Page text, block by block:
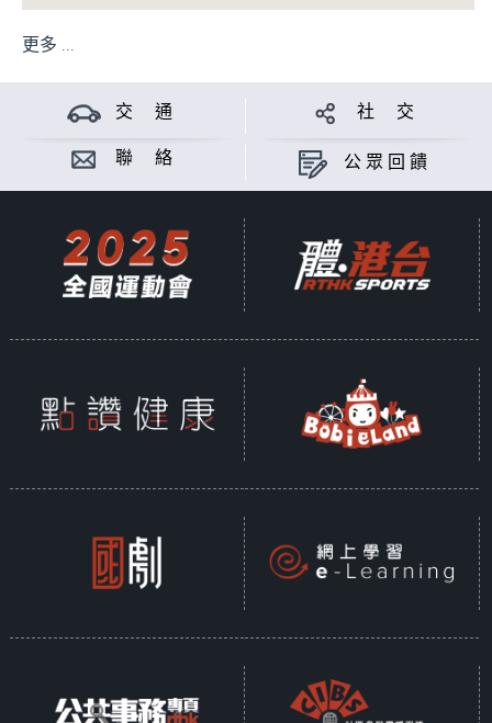
更多 ...
交 通 社 交
聯 絡 公眾回饋